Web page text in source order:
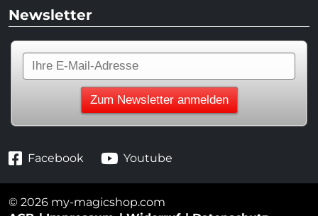
Newsletter
Facebook Youtube
© 2026 my-magicshop.com